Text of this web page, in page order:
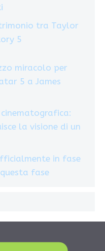
tra Taylor
5
miracolo per
5 a James
la visione di un
in fase
fase